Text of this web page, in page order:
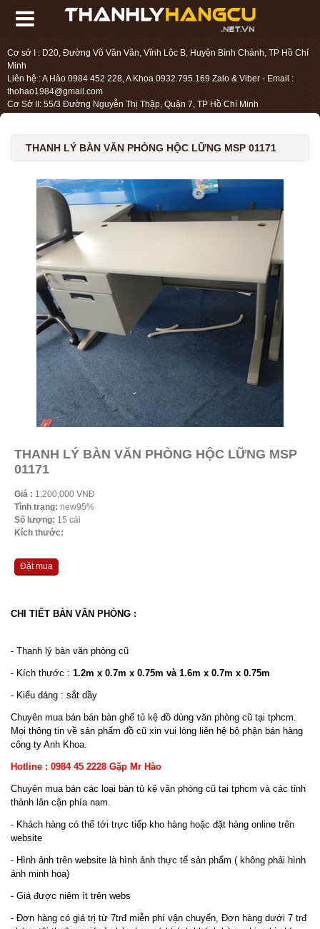
Cơ sở I : D20, Đường Võ Văn Vân, Vĩnh Lộc B, Huyện Bình Chánh, TP Hồ Chí
Minh
Liên hệ : A Hào 0984 452 228, A Khoa 0932.795.169 Zalo & Viber - Email :
thohao1984@gmail.com
Cơ Sở II: 55/3 Đường Nguyễn Thị Thập, Quận 7, TP Hồ Chí Minh
THANH LÝ BÀN VĂN PHÒNG HỘC LỮNG MSP 01171
THANH LÝ BÀN VĂN PHÒNG HỘC LỮNG MSP
01171
Giá : 1,200,000 VNĐ
Tình trạng: new95%
Số lượng: 15 cái
Kích thước:
Đặt mua
CHI TIẾT BÀN VĂN PHÒNG :
- Thanh lý bàn văn phòng cũ
- Kích thước : 1.2m x 0.7m x 0.75m và 1.6m x 0.7m x 0.75m
- Kiểu dáng : sắt dầy
Chuyên mua bán bán bàn ghế tủ kệ đồ dùng văn phòng cũ tại tphcm.
Mọi thông tin về sản phẩm đồ cũ xin vui lòng liên hệ bộ phận bán hàng
công ty Anh Khoa.
Hotline : 0984 45 2228 Gặp Mr Hào
Chuyên mua bán các loại bàn tủ kệ văn phòng cũ tại tphcm và các tỉnh
thành lân cận phía nam.
- Khách hàng có thể tới trực tiếp kho hàng hoặc đặt hàng online trên
website
- Hình ảnh trên website là hình ảnh thực tế sản phẩm ( không phải hình
ảnh minh họa)
- Giá được niêm ít trên webs
- Đơn hàng có giá trị từ 7trđ miễn phí vận chuyển, Đơn hàng dưới 7 trđ